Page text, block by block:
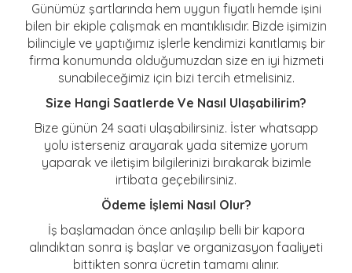
Günümüz şartlarında hem uygun fiyatlı hemde işini
bilen bir ekiple çalışmak en mantıklısıdır. Bizde işimizin
bilinciyle ve yaptığımız işlerle kendimizi kanıtlamış bir
firma konumunda olduğumuzdan size en iyi hizmeti
sunabileceğimiz için bizi tercih etmelisiniz.
Size Hangi Saatlerde Ve Nasıl Ulaşabilirim?
Bize günün 24 saati ulaşabilirsiniz. İster whatsapp
yolu isterseniz arayarak yada sitemize yorum
yaparak ve iletişim bilgilerinizi bırakarak bizimle
irtibata geçebilirsiniz.
Ödeme İşlemi Nasıl Olur?
İş başlamadan önce anlaşılıp belli bir kapora
alındıktan sonra iş başlar ve organizasyon faaliyeti
bittikten sonra ücretin tamamı alınır.